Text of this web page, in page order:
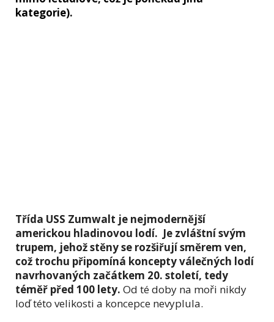
kategorie).
Třída USS Zumwalt je nejmodernější
americkou hladinovou lodí. Je zvláštní svým
trupem, jehož stěny se rozšiřují směrem ven,
což trochu připomíná koncepty válečných lodí
navrhovaných začátkem 20. století, tedy
téměř před 100 lety. Od té doby na moři nikdy
loď této velikosti a koncepce nevyplula.